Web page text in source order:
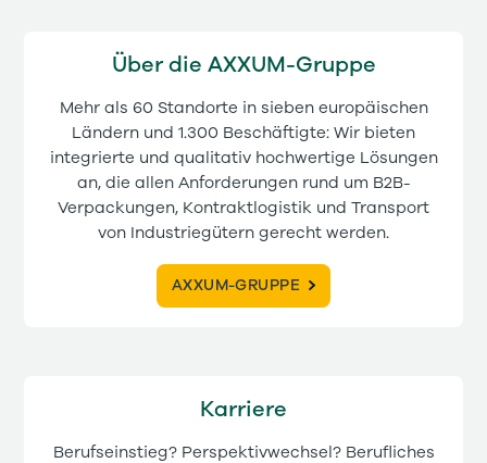
Über die AXXUM-Gruppe
Mehr als 60 Standorte in sieben europäischen
Ländern und 1.300 Beschäftigte: Wir bieten
integrierte und qualitativ hochwertige Lösungen
an, die allen Anforderungen rund um B2B-
Verpackungen, Kontraktlogistik und Transport
von Industriegütern gerecht werden.
AXXUM-GRUPPE
Karriere
Berufseinstieg? Perspektivwechsel? Berufliches